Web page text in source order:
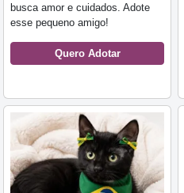
busca amor e cuidados. Adote
esse pequeno amigo!
Quero Adotar